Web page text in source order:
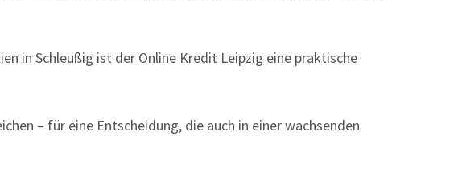
in Schleußig ist der Online Kredit Leipzig eine praktische
– für eine Entscheidung, die auch in einer wachsenden